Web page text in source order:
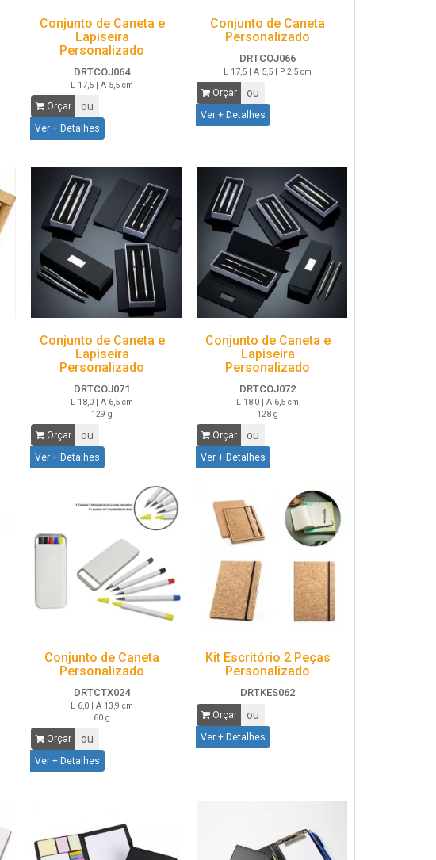
Conjunto de Caneta e
Lapiseira
Personalizado
DRTCOJ064
L 17,5 | A 5,5 cm
Orçar ou
Ver + Detalhes
Conjunto de Caneta
Personalizado
DRTCOJ066
L 17,5 | A 5,5 | P 2,5 cm
Orçar ou
Ver + Detalhes
Conjunto de Caneta e
Lapiseira
Personalizado
DRTCOJ071
L 18,0 | A 6,5 cm
129 g
Orçar ou
Ver + Detalhes
Conjunto de Caneta e
Lapiseira
Personalizado
DRTCOJ072
L 18,0 | A 6,5 cm
128 g
Orçar ou
Ver + Detalhes
Conjunto de Caneta
Personalizado
DRTCTX024
L 6,0 | A 13,9 cm
60 g
Orçar ou
Ver + Detalhes
Kit Escritório 2 Peças
Personalizado
DRTKES062
Orçar ou
Ver + Detalhes